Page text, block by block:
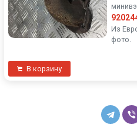
Из
фото.
В корзину